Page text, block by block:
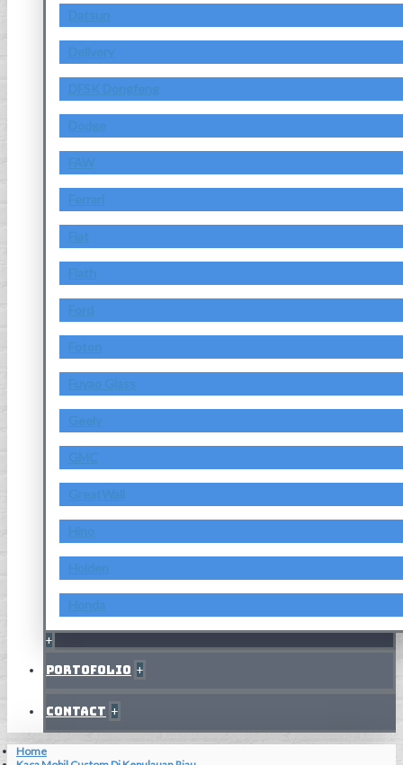
Datsun
Delivery
DFSK Dongfeng
Dodge
FAW
Ferrari
Fiat
Fiath
Ford
Foton
Fuyao Glass
Geely
GMC
GreatWall
Hino
Holden
Honda
+
Portofolio +
Contact +
Home